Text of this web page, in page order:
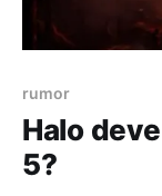
rumor
Halo
5?